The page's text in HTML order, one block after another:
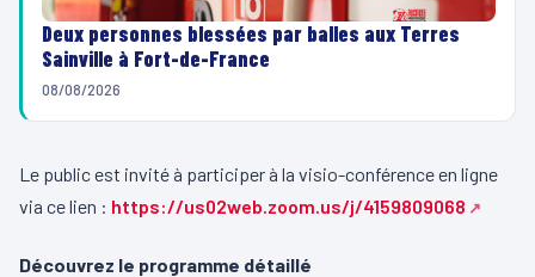
Deux personnes blessées par balles aux Terres
Sainville à Fort-de-France
08/08/2026
Le public est invité à participer à la visio-conférence en ligne
via ce lien : https://us02web.zoom.us/j/4159809068
Découvrez le programme détaillé